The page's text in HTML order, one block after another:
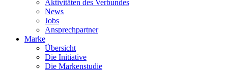
Aktivitäten des Verbundes
News
Jobs
Ansprechpartner
Marke
Übersicht
Die Initiative
Die Markenstudie